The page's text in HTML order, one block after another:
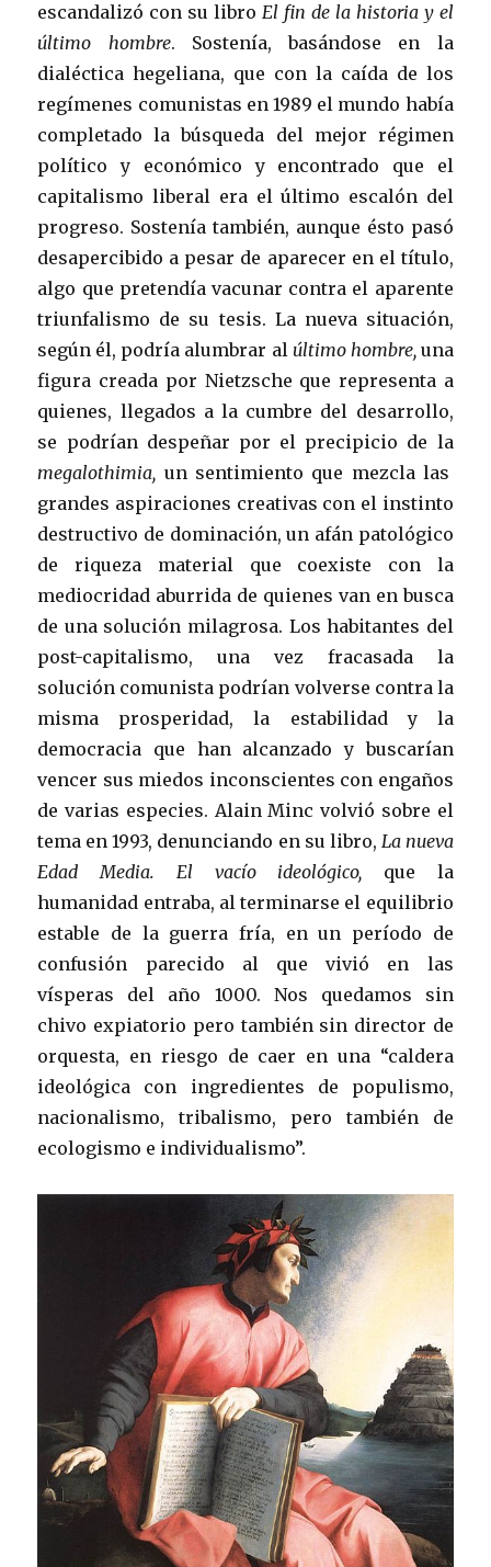
escandalizó con su libroEl fin de la historia y el
último hombre. Sostenía, basándose en la
dialéctica hegeliana, que con la caída de los
regímenes comunistas en 1989 el mundo había
completado la búsqueda del mejor régimen
político y económico y encontrado que el
capitalismo liberal era el último escalón del
progreso. Sostenía también, aunque ésto pasó
desapercibido a pesar de aparecer en el título,
algo que pretendía vacunar contra el aparente
triunfalismo de su tesis. La nueva situación,
según él, podría alumbrar al último hombre,una
figura creada por Nietzsche que representa a
quienes, llegados a la cumbre del desarrollo,
se podrían despeñar por el precipicio de la
megalothimia, un sentimiento que mezcla las
grandes aspiraciones creativas con el instinto
destructivo de dominación, un afán patológico
de riqueza material que coexiste con la
mediocridad aburrida de quienes van en busca
de una solución milagrosa. Los habitantes del
post-capitalismo, una vez fracasada la
solución comunista podrían volverse contra la
misma prosperidad, la estabilidad y la
democracia que han alcanzado y buscarían
vencer sus miedos inconscientes con engaños
de varias especies. Alain Minc volvió sobre el
tema en 1993, denunciando en su libro, La nueva
Edad Media. El vacío ideológico, que la
humanidad entraba, al terminarse el equilibrio
estable de la guerra fría, en un período de
confusión parecido al que vivió en las
vísperas del año 1000. Nos quedamos sin
chivo expiatorio pero también sin director de
orquesta, en riesgo de caer en una “caldera
ideológica con ingredientes de populismo,
nacionalismo, tribalismo, pero también de
ecologismo e individualismo”.